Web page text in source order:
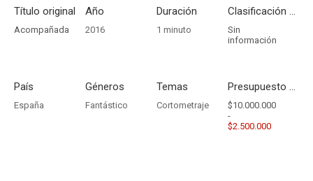
Título original
Acompañada
Año
2016
Duración
1 minuto
Clasificación por edades
Sin
información
País
España
Géneros
Fantástico
Temas
Cortometraje
Presupuesto - Ingresos
$10.000.000
-
$2.500.000